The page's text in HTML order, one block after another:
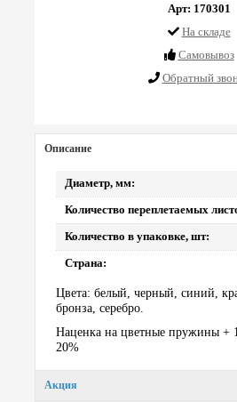
Арт: 170301
На складе
Cамовывоз
Обратный
Описание
Диаметр, мм:
Количество переплетаемых
Количество в упаковке, шт:
Страна:
Цвета: белый, черный, синий,
бронза, серебро.
Наценка на цветные пружины +
20%
Акция